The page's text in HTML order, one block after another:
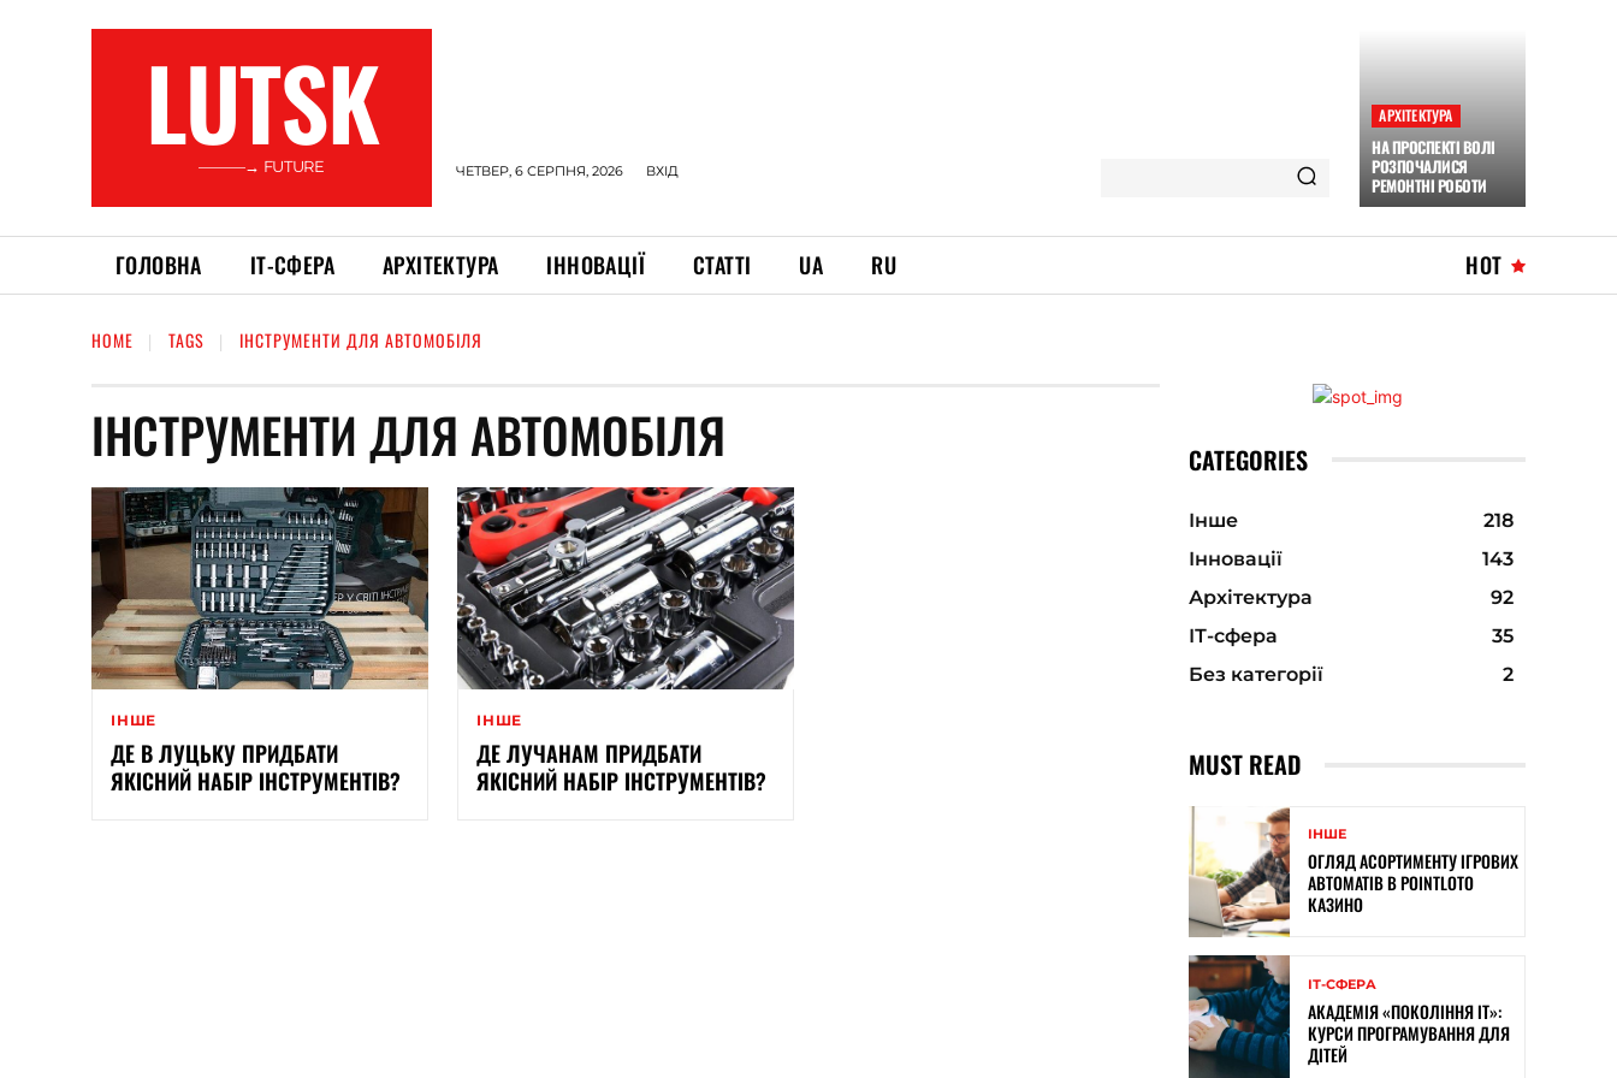
LUTSK
———→ FUTURE ЧЕТВЕР, 6 СЕРПНЯ, 2026 ВХІД
АРХІТЕКТУРА
НА ПРОСПЕКТІ ВОЛІ
РОЗПОЧАЛИСЯ
РЕМОНТНІ РОБОТИ
ГОЛОВНА ІТ-СФЕРА АРХІТЕКТУРА ІННОВАЦІЇ СТАТТІ UA RU HOT
HOME TAGS ІНСТРУМЕНТИ ДЛЯ АВТОМОБІЛЯ
ІНСТРУМЕНТИ ДЛЯ АВТОМОБІЛЯ
ІНШЕ
ДЕ В ЛУЦЬКУ ПРИДБАТИ
ЯКІСНИЙ НАБІР ІНСТРУМЕНТІВ?
ІНШЕ
ДЕ ЛУЧАНАМ ПРИДБАТИ
ЯКІСНИЙ НАБІР ІНСТРУМЕНТІВ?
CATEGORIES
Інше
218
Інновації
143
Архітектура
92
ІТ-сфера
35
Без категорії
2
MUST READ
ІНШЕ
ОГЛЯД АСОРТИМЕНТУ ІГРОВИХ
АВТОМАТІВ В POINTLOTO
КАЗИНО
ІТ-СФЕРА
АКАДЕМІЯ «ПОКОЛІННЯ ІТ»:
КУРСИ ПРОГРАМУВАННЯ ДЛЯ
ДІТЕЙ